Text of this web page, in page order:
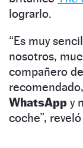
lograrlo.
“Es muy
nosotros,
compañero
recomendado,
WhatsApp y
coche”,